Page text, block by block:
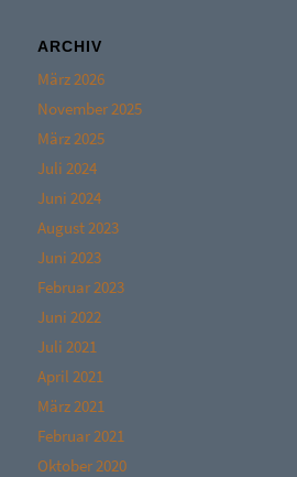
ARCHIV
März 2026
November 2025
März 2025
Juli 2024
Juni 2024
August 2023
Juni 2023
Februar 2023
Juni 2022
Juli 2021
April 2021
März 2021
Februar 2021
Oktober 2020